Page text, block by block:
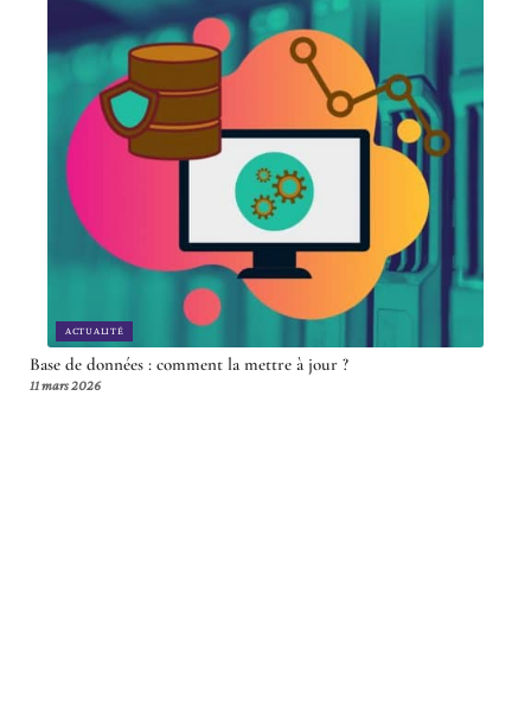
ACTUALITÉ
Base de données : comment la mettre à jour ?
11 mars 2026